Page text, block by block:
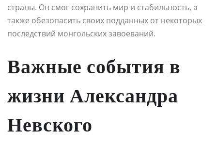
страны. Он смог сохранить мир и стабильность, а
также обезопасить своих подданных от некоторых
последствий монгольских завоеваний.
Важные события в
жизни Александра
Невского